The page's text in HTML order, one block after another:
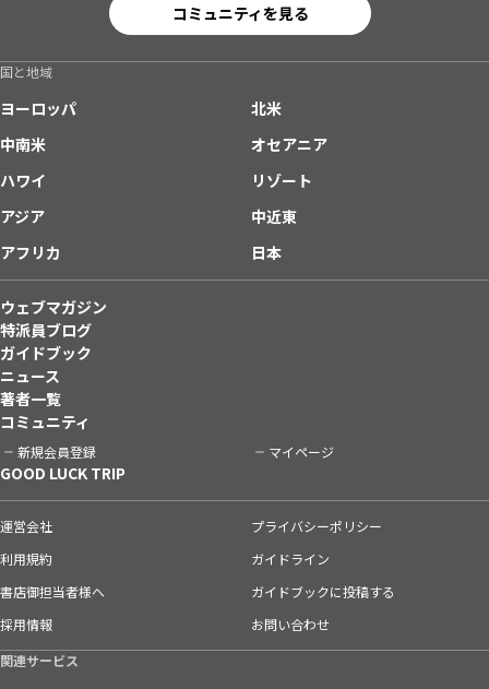
コミュニティを見る
国と地域
ヨーロッパ
北米
中南米
オセアニア
ハワイ
リゾート
アジア
中近東
アフリカ
日本
ウェブマガジン
特派員ブログ
ガイドブック
ニュース
著者一覧
コミュニティ
新規会員登録 マイページ
GOOD LUCK TRIP
運営会社
プライバシーポリシー
利用規約
ガイドライン
書店御担当者様へ
ガイドブックに投稿する
採用情報
お問い合わせ
関連サービス